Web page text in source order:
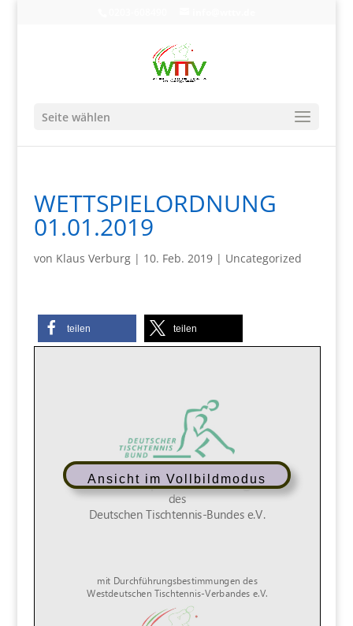
Seite wählen
WETTSPIELORDNUNG
01.01.2019
von Klaus Verburg| 10. Feb. 2019| Uncategorized
teilen teilen
Ansicht im Vollbildmodus